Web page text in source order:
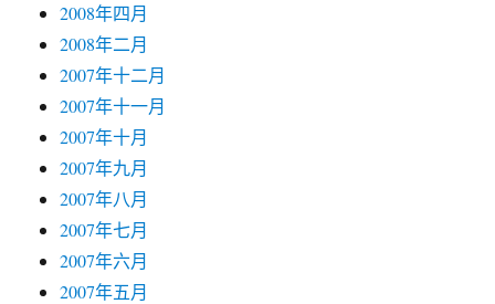
2008年四月
2008年二月
2007年十二月
2007年十一月
2007年十月
2007年九月
2007年八月
2007年七月
2007年六月
2007年五月